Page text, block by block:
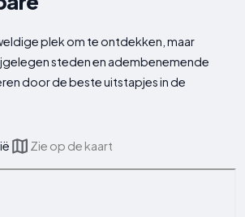
plek om te ontdekken, maar
steden en adembenemende
door de beste uitstapjes in de
Zie op de kaart